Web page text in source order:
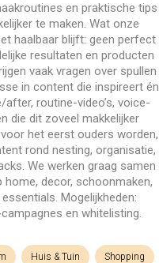
en praktische tips
te maken. Wat onze
haalbaar blijft: geen perfect
resultaten en producten
vaak vragen over spullen
in content die inspireert én
routine-video’s, voice-
die dit zoveel makkelijker
het eerst ouders worden,
rond nesting, organisatie,
We werken graag samen
decor, schoonmaken,
Mogelijkheden:
en whitelisting.
Huis & Tuin Shopping